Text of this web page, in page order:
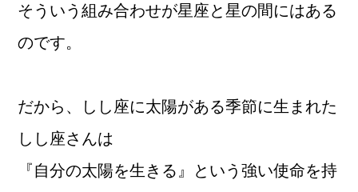
そういう組み合わせが星座と星の間にはある
のです。
だから、しし座に太陽がある季節に生まれた
しし座さんは
『自分の太陽を生きる』という強い使命を持